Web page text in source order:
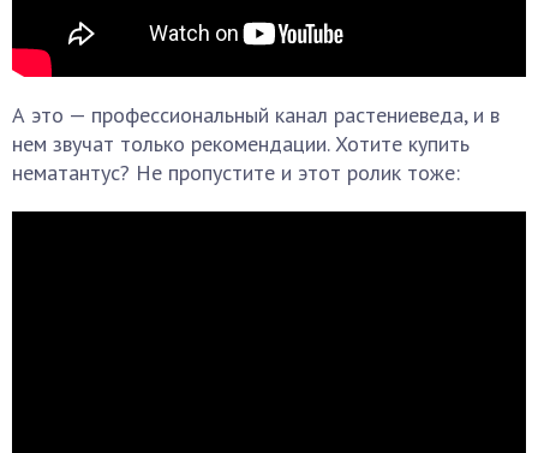
А это — профессиональный канал растениеведа, и в
нем звучат только рекомендации. Хотите купить
нематантус? Не пропустите и этот ролик тоже: